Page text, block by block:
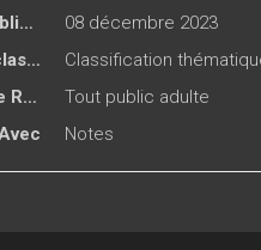
Date de première publication du titre
08 décembre 2023
Code Identifiant de classement sujet
Classification
ONIX Adult Audience Rating
Tout public adulte
Notes